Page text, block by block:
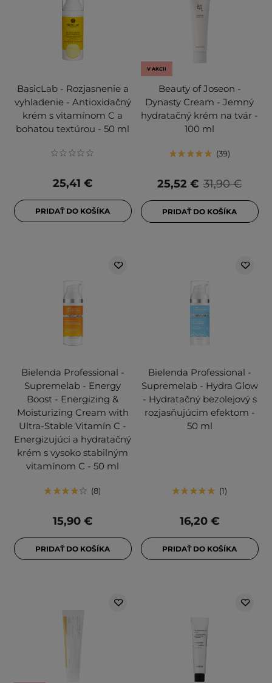
BasicLab - Rozjasnenie a
vyhladenie - Antioxidačný
krém s vitamínom C a
bohatou textúrou - 50 ml
25,41 €
PRIDAŤ DO KOŠÍKA
V AKCII
Beauty of Joseon -
Dynasty Cream - Jemný
hydratačný krém na tvár -
100 ml
39
31,90 €
25,52 €
PRIDAŤ DO KOŠÍKA
Bielenda Professional -
Supremelab - Energy
Boost - Energizing &
Moisturizing Cream with
Ultra-Stable Vitamín C -
Energizujúci a hydratačný
krém s vysoko stabilným
vitamínom C - 50 ml
8
15,90 €
PRIDAŤ DO KOŠÍKA
Bielenda Professional -
Supremelab - Hydra Glow
- Hydratačný bezolejový s
rozjasňujúcim efektom -
50 ml
1
16,20 €
PRIDAŤ DO KOŠÍKA